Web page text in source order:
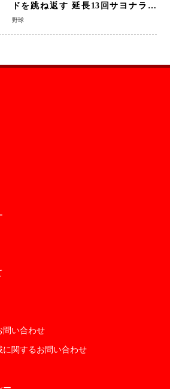
ドを跳ね返す 延長13回サヨナラ勝
ち 吉田正尚選手も2安打1打点で貢献 4
野球
問い合わせ
に関するお問い合わせ